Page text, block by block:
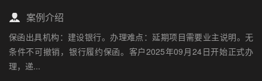
案例介绍
保函出具机构：建设银行。办理难点：延期项目需要业主说明。无
条件不可撤销，银行履约保函。客户2025年09月24日开始正式办
理，递...